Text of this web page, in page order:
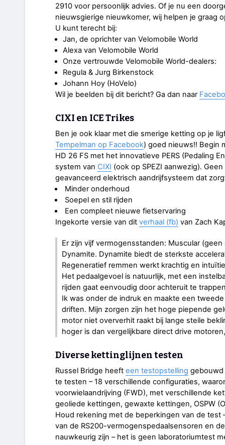
2910 voor persoonlijk advies. Of je nu een
nieuwsgierige nieuwkomer, wij helpen je graag
U kunt terecht bij:
Jan, de oprichter van Velomobile World
Alexa van Velomobile World
Onze vertrouwde Velomobile World-dealers:
Regula & Jurg Birkenstock
Johann Hoy (HoVelo)
Wil je beelden bij dit bericht? Ga dan naar
CIXI en ICE Trikes
Ben je ook klaar met die smerige ketting op je
Tempelman op Facebook) goed nieuws!! Begin
HD 26 FS met het innovatieve PERS (Pedaling
system van CIXI (ook op SPEZI aanwezig).
geavanceerd elektrisch aandrijfsysteem dat
Minder onderhoud
Soepel en stil rijden
Een compleet nieuwe fietservaring
Ingekorte versie van dit verhaal (fb) van Zach
Er zijn vijf vermogensstanden: Muscular
Dynamite. Dynamite biedt de sterkste
Regeneratief remmen werkt krachtig en
Het pedaalgevoel is natuurlijk, met een
rijden gaat eenvoudig door achteruit te
Ik was onder de indruk en maakte een
driften. Mijn zorgen zijn het hoge piepende
motor niet oververhit raakt bij lange steile
hoger is dan vergelijkbare direct drive
Diverse kettinglijnen testen
Russel Bridge heeft een testopstelling gebouwd
te testen – 18 verschillende configuraties,
voorwielaandrijving (FWD), met verschillende
geoliede kettingen, gewaxte kettingen, OSPW
Houd rekening met de beperkingen van de test
van de RS200-vermogenspedaalsensoren en
nauwkeurig zijn – het is geen laboratoriumtest